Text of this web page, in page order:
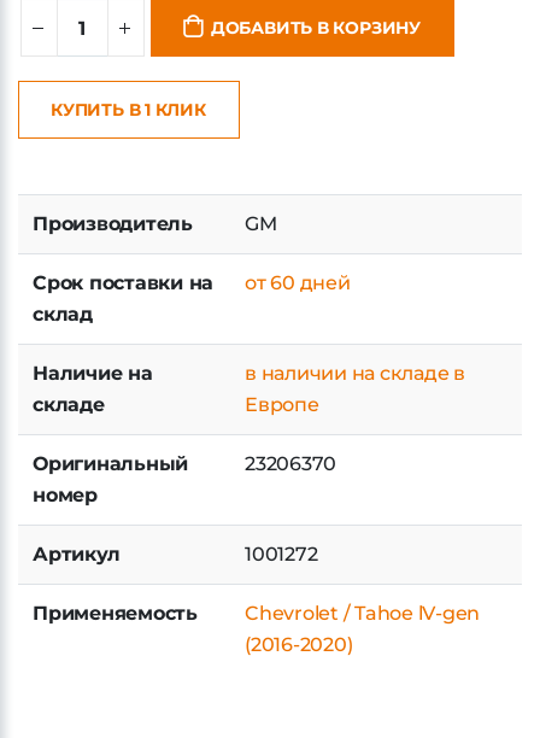
ДОБАВИТЬ В КОРЗИНУ
КУПИТЬ В 1 КЛИК
Производитель GM
Срок поставки на
склад
от 60 дней
Наличие на
складе
в наличии на складе в
Европе
Оригинальный
номер
23206370
Артикул 1001272
Применяемость
Chevrolet / Tahoe lV-gen
(2016-2020)